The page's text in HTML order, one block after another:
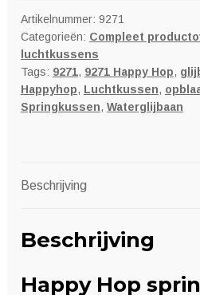
Artikelnummer: 9271
Categorieën: Compleet
luchtkussens
Tags: 9271, 9271 Happy Hop,
Happyhop, Luchtkussen,
Springkussen, Waterglijbaan
Beschrijving
Beschrijving
Happy Hop